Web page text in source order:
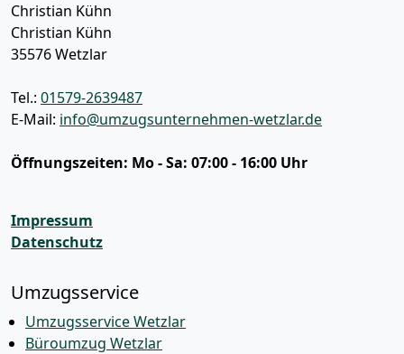
Christian Kühn
Christian Kühn
35576Wetzlar
Tel.: 01579-2639487
E-Mail: info@umzugsunternehmen-wetzlar.de
Öffnungszeiten: Mo - Sa: 07:00 - 16:00 Uhr
Impressum
Datenschutz
Umzugsservice
Umzugsservice Wetzlar
Büroumzug Wetzlar